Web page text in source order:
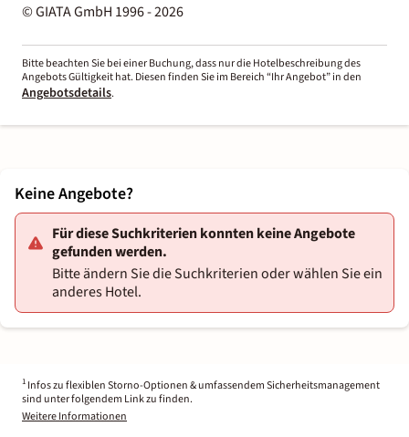
© GIATA GmbH 1996 - 2026
Bitte beachten Sie bei einer Buchung, dass nur die Hotelbeschreibung des
Angebots Gültigkeit hat. Diesen finden Sie im Bereich “Ihr Angebot” in den
Angebotsdetails.
Keine Angebote?
Für diese Suchkriterien konnten keine Angebote
gefunden werden.
Bitte ändern Sie die Suchkriterien oder wählen Sie ein
anderes Hotel.
1 Infos zu flexiblen Storno-Optionen & umfassendem Sicherheitsmanagement
sind unter folgendem Link zu finden.
Weitere Informationen